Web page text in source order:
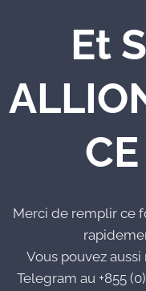
Et
Merci de remplir ce
Vous pouvez
Telegram au +855